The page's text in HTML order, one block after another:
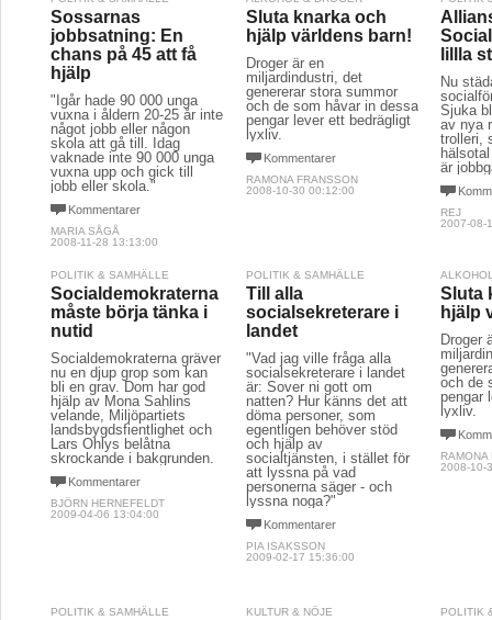
Sossarnas
jobbsatning: En
chans på 45 att få
hjälp
"Igår hade 90 000 unga
vuxna i åldern 20-25 år inte
något jobb eller någon
skola att gå till. Idag
vaknade inte 90 000 unga
vuxna upp och gick till
jobb eller skola."
Kommentarer
MARIA SÅGÅ
2008-11-28 13:13:00
Sluta knarka och
hjälp världens barn!
Droger är en
miljardindustri, det
genererar stora summor
och de som håvar in dessa
pengar lever ett bedrägligt
lyxliv.
Kommentarer
RAMONA FRANSSON
2008-10-30 00:12:00
lillla
Nu
Sjuka
av nya
trolleri,
är
REJ
2007-08-
POLITIK & SAMHÄLLE
Socialdemokraterna
måste börja tänka i
nutid
Socialdemokraterna gräver
nu en djup grop som kan
bli en grav. Dom har god
hjälp av Mona Sahlins
velande, Miljöpartiets
landsbygdsfientlighet och
Lars Ohlys belåtna
skrockande i bakgrunden.
Kommentarer
BJÖRN HERNEFELDT
2009-04-06 13:04:00
POLITIK & SAMHÄLLE
Till alla
socialsekreterare i
landet
"Vad jag ville fråga alla
socialsekreterare i landet
är: Sover ni gott om
natten? Hur känns det att
döma personer, som
egentligen behöver stöd
och hjälp av
socialtjänsten, i stället för
att lyssna på vad
personerna säger - och
lyssna noga?"
Kommentarer
PIA ISAKSSON
2009-02-17 15:36:00
Sluta
hjälp
Droger
och de
pengar
lyxliv.
RAMONA
2008-10-
POLITIK & SAMHÄLLE KULTUR & NÖJE POLITIK